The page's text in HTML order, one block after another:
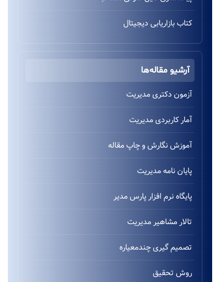
کتاب بازاریابی دیجیتال
آرشیو مقاله‌ها
آزمون دکتری مدیریت
آمار کاربردی مدیریت
آموزش نگارش و چاپ مقاله
پایان نامه مدیریت
پایگاه نرم افزار پارس مدیر
تالار مشاهیر مدیریت
تصمیم گیری چندمعیاره
روش تحقیق